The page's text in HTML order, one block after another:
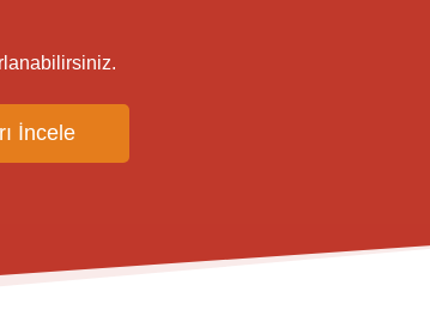
İncele